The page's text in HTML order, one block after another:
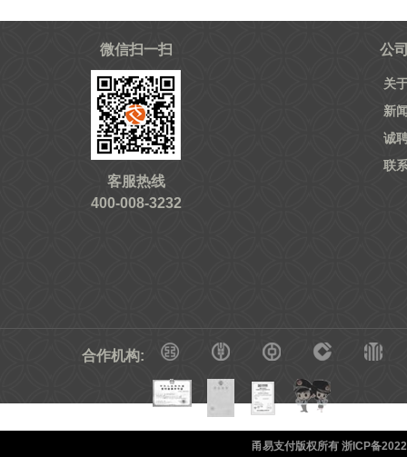
微信扫一扫
客服热线
400-008-3232
公
关
新
诚
联
合作机构:
甬易支付版权所有 浙ICP备